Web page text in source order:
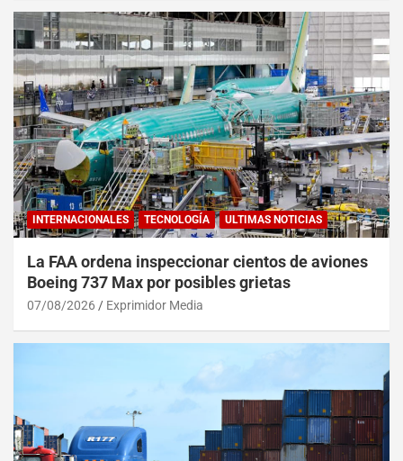
INTERNACIONALES TECNOLOGÍA ULTIMAS NOTICIAS
La FAA ordena inspeccionar cientos de aviones
Boeing 737 Max por posibles grietas
07/08/2026 Exprimidor Media